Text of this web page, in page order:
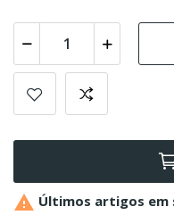
 Últimos artigos em